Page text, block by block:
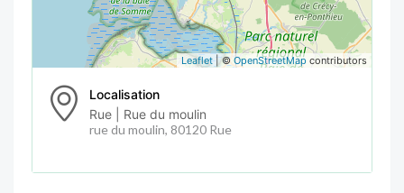
Leaflet| ©OpenStreetMap contributors
Localisation
Rue | Rue du moulin
rue du moulin, 80120 Rue